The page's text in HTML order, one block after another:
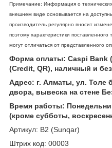
Примечание: Информация о технических
внешнем виде основывается на
производитель регулярно вносит
поэтому характеристики
могут отличаться от представленного
Форма оплаты: Caspi Bank
(Credit, QR), наличный и
Адрес: г. Алматы, ул. Толе
двора, вывеска на стене
Время работы:
(кроме субботы,
Артикул: B2 (Sunqar)
Штрих код: 00003